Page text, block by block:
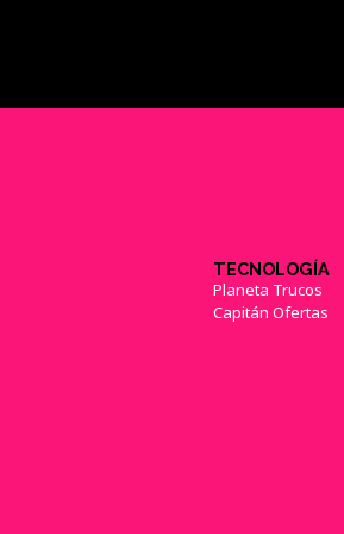
TECNOLOGÍA
Planeta Trucos
Capitán Ofertas